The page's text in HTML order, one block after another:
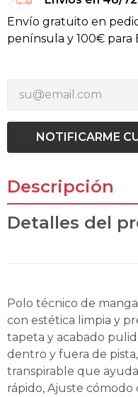
Envío gratuito en
península y 100€ para
NOTIFICARME
Descripción
Detalles del
Polo técnico de
con estética limpia y
tapeta y acabado
dentro y fuera de
transpirable que
rápido, Ajuste